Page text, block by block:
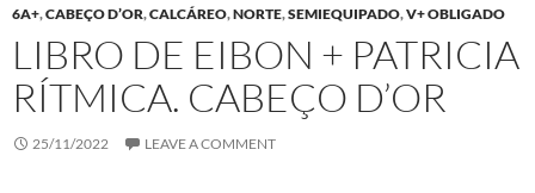
6A+,CABEÇO D’OR,CALCÁREO,NORTE,SEMIEQUIPADO,V+ OBLIGADO
LIBRO DE EIBON + PATRICIA
RÍTMICA. CABEÇO D’OR
25/11/2022 LEAVE A COMMENT